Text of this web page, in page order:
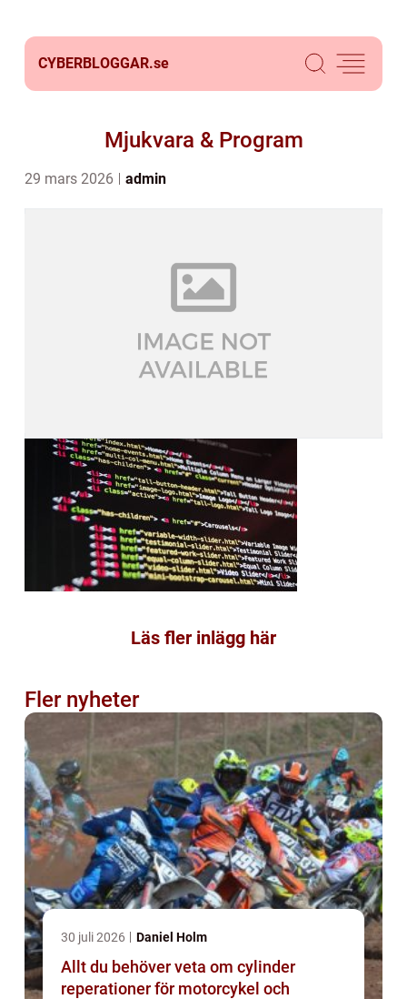
CYBERBLOGGAR.se
Mjukvara & Program
29 mars 2026 admin
Läs fler inlägg här
Fler nyheter
30 juli 2026 Daniel Holm
Allt du behöver veta om cylinder
reperationer för motorcykel och